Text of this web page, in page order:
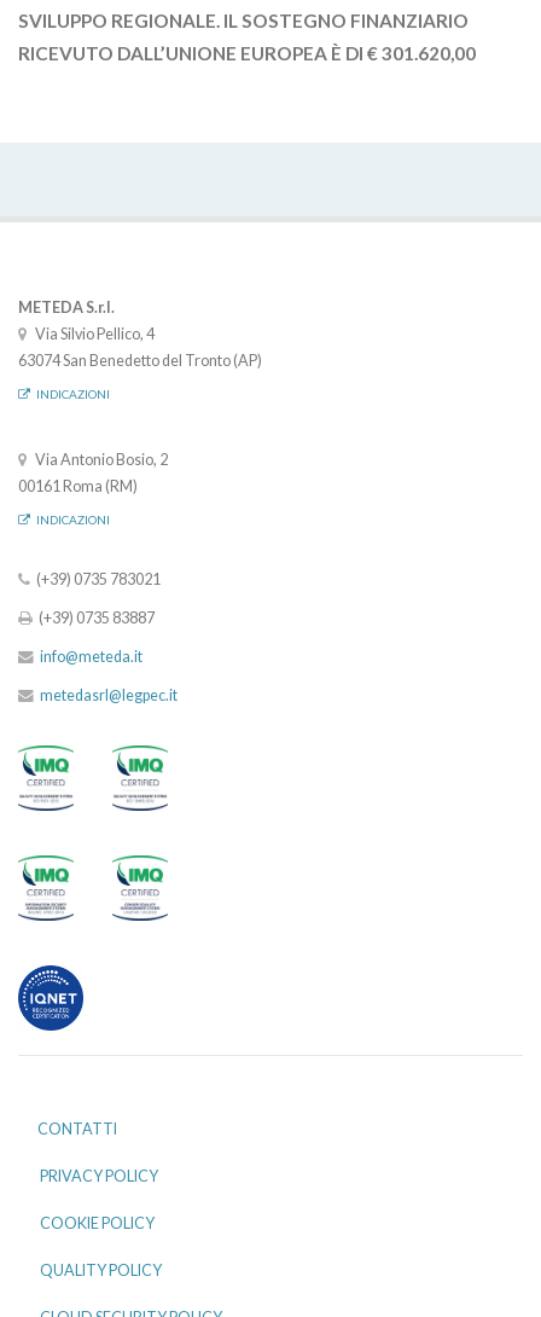
SVILUPPO REGIONALE. IL SOSTEGNO FINANZIARIO
RICEVUTO DALL’UNIONE EUROPEA È DI € 301.620,00
METEDA S.r.l.
Via Silvio Pellico, 4
63074 San Benedetto del Tronto (AP)
INDICAZIONI
Via Antonio Bosio, 2
00161 Roma (RM)
INDICAZIONI
(+39) 0735 783021
(+39) 0735 83887
info@meteda.it
metedasrl@legpec.it
CONTATTI
PRIVACY POLICY
COOKIE POLICY
QUALITY POLICY